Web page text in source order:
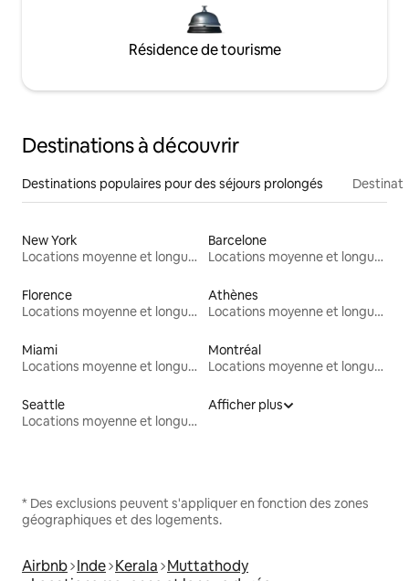
Résidence de tourisme
Destinations à découvrir
Destinations populaires pour des séjours prolongés
New York
Locations moyenne et longue durée
Barcelone
Locations moyenne et longue durée
Florence
Locations moyenne et longue durée
Athènes
Locations moyenne et longue durée
Miami
Locations moyenne et longue durée
Montréal
Locations moyenne et longue durée
Seattle
Locations moyenne et longue durée
Afficher plus
* Des exclusions peuvent s'appliquer en fonction des zones
géographiques et des logements.
Airbnb Inde Kerala Muttathody